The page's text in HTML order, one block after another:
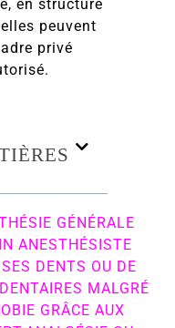
en structure
peuvent
privé
GÉNÉRALE
ANESTHÉSISTE
DENTS OU DE
MALGRÉ
GRÂCE AUX